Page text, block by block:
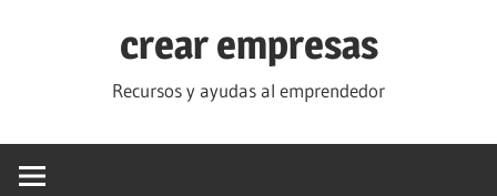
crear empresas
Recursos y ayudas al emprendedor